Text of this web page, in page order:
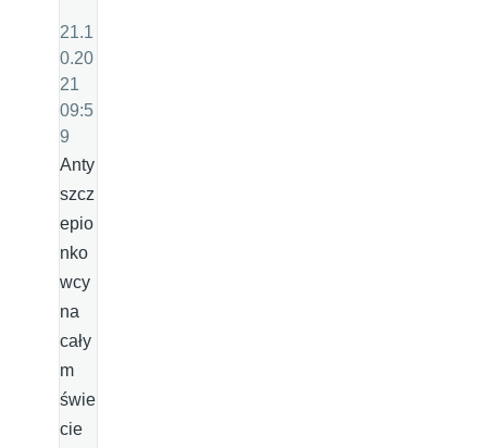
21.1
0.20
21
09:5
9
Anty
szcz
epio
nko
wcy
na
cały
m
świe
cie